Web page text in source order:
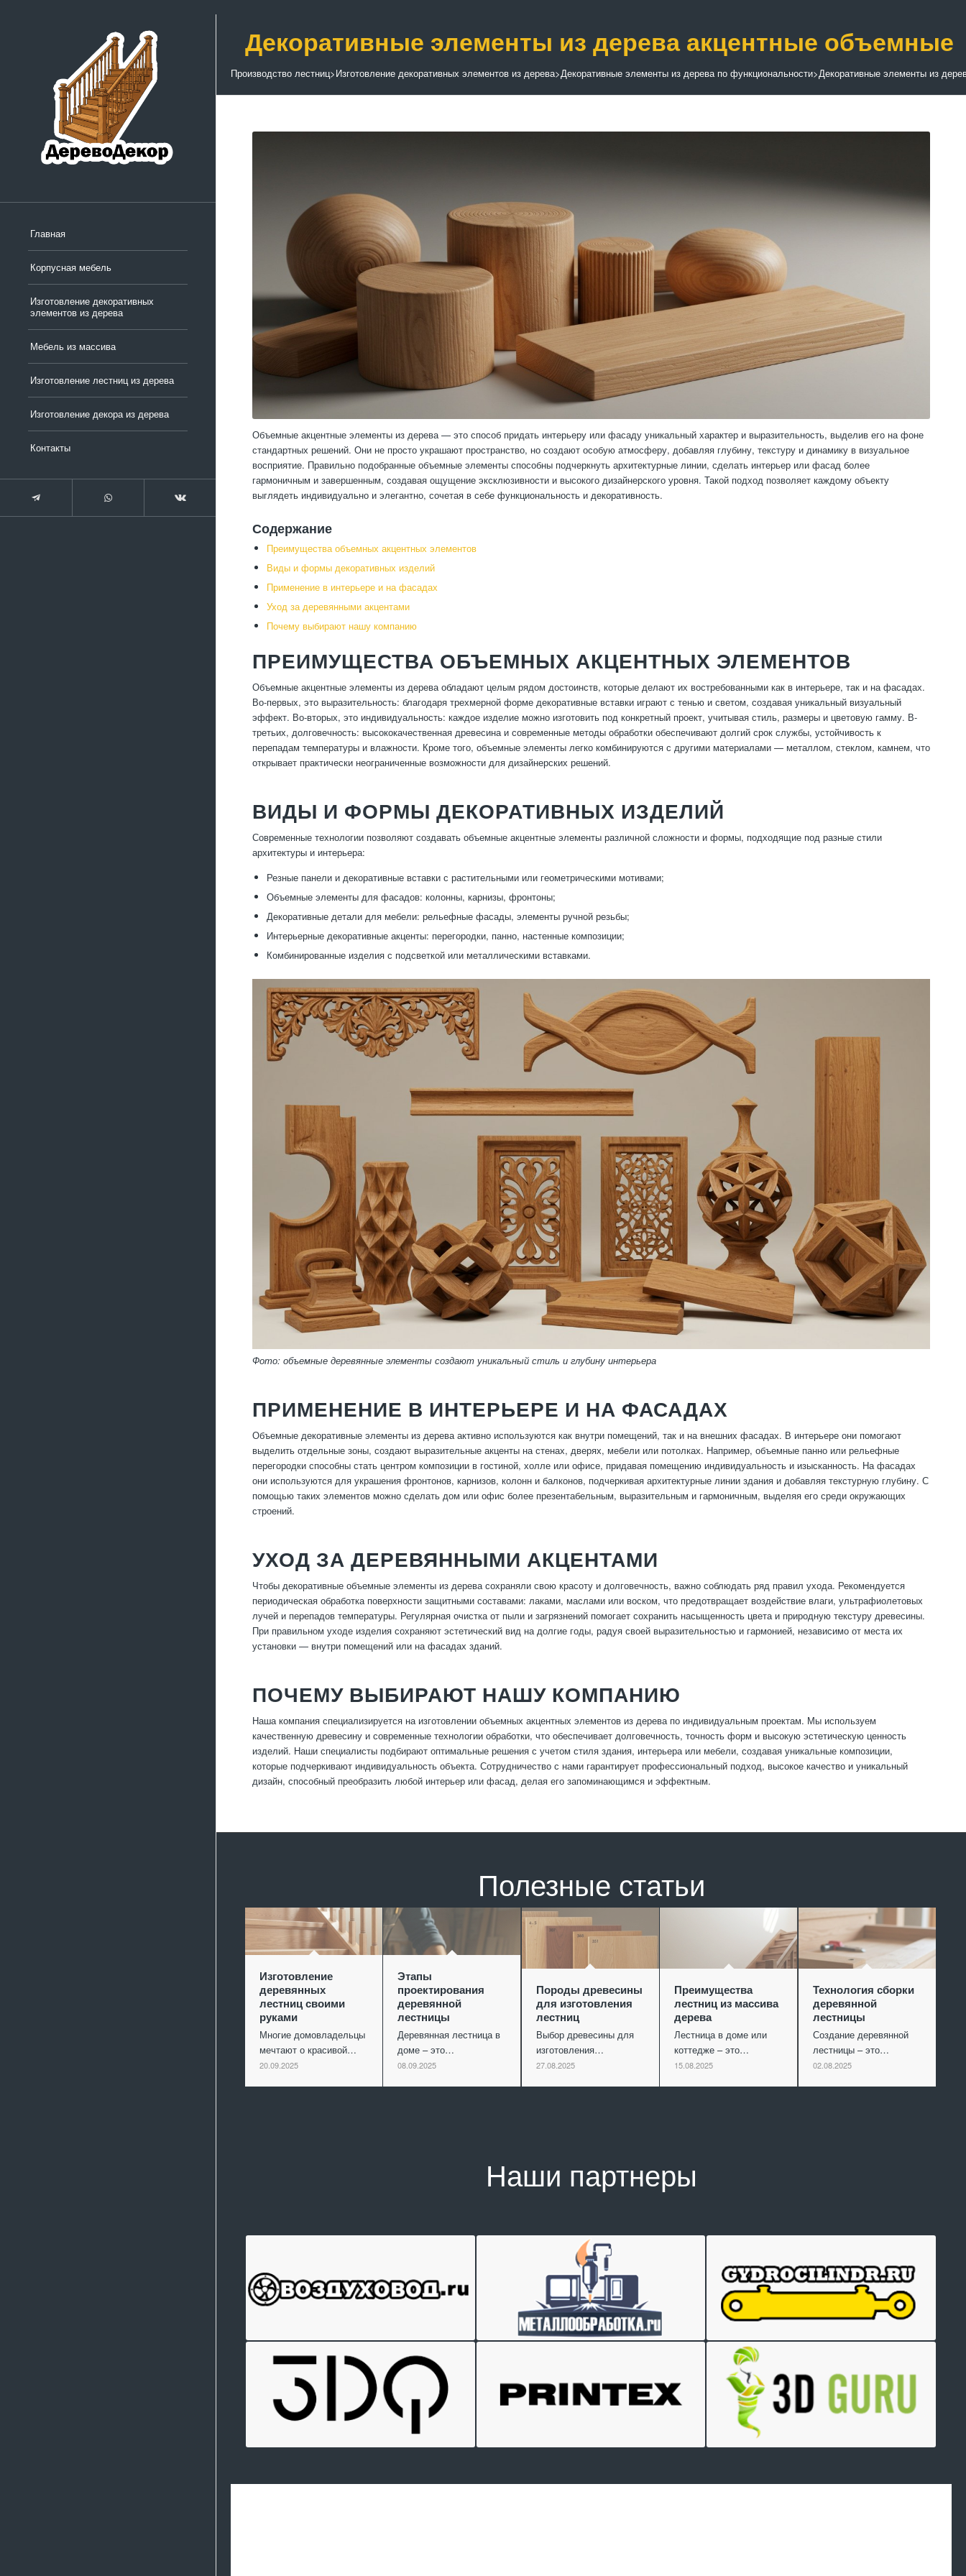
Главная
Корпусная мебель
Изготовление декоративных
элементов из дерева
Мебель из массива
Изготовление лестниц из дерева
Изготовление декора из дерева
Контакты
Декоративные элементы из дерева акцентные объемные
Производство лестниц>Изготовление декоративных элементов из дерева>Декоративные элементы из дерева по функциональности>Декоративные элементы из
Объемные акцентные элементы из дерева — это способ придать интерьеру или фасаду уникальный характер и выразительность, выделив его на фоне
стандартных решений. Они не просто украшают пространство, но создают особую атмосферу, добавляя глубину, текстуру и динамику в визуальное
восприятие. Правильно подобранные объемные элементы способны подчеркнуть архитектурные линии, сделать интерьер или фасад более
гармоничным и завершенным, создавая ощущение эксклюзивности и высокого дизайнерского уровня. Такой подход позволяет каждому объекту
выглядеть индивидуально и элегантно, сочетая в себе функциональность и декоративность.
Содержание
Преимущества объемных акцентных элементов
Виды и формы декоративных изделий
Применение в интерьере и на фасадах
Уход за деревянными акцентами
Почему выбирают нашу компанию
ПРЕИМУЩЕСТВА ОБЪЕМНЫХ АКЦЕНТНЫХ ЭЛЕМЕНТОВ
Объемные акцентные элементы из дерева обладают целым рядом достоинств, которые делают их востребованными как в интерьере, так и на фасадах.
Во-первых, это выразительность: благодаря трехмерной форме декоративные вставки играют с тенью и светом, создавая уникальный визуальный
эффект. Во-вторых, это индивидуальность: каждое изделие можно изготовить под конкретный проект, учитывая стиль, размеры и цветовую гамму. В-
третьих, долговечность: высококачественная древесина и современные методы обработки обеспечивают долгий срок службы, устойчивость к
перепадам температуры и влажности. Кроме того, объемные элементы легко комбинируются с другими материалами — металлом, стеклом, камнем, что
открывает практически неограниченные возможности для дизайнерских решений.
ВИДЫ И ФОРМЫ ДЕКОРАТИВНЫХ ИЗДЕЛИЙ
Современные технологии позволяют создавать объемные акцентные элементы различной сложности и формы, подходящие под разные стили
архитектуры и интерьера:
Резные панели и декоративные вставки с растительными или геометрическими мотивами;
Объемные элементы для фасадов: колонны, карнизы, фронтоны;
Декоративные детали для мебели: рельефные фасады, элементы ручной резьбы;
Интерьерные декоративные акценты: перегородки, панно, настенные композиции;
Комбинированные изделия с подсветкой или металлическими вставками.
Фото: объемные деревянные элементы создают уникальный стиль и глубину интерьера
ПРИМЕНЕНИЕ В ИНТЕРЬЕРЕ И НА ФАСАДАХ
Объемные декоративные элементы из дерева активно используются как внутри помещений, так и на внешних фасадах. В интерьере они помогают
выделить отдельные зоны, создают выразительные акценты на стенах, дверях, мебели или потолках. Например, объемные панно или рельефные
перегородки способны стать центром композиции в гостиной, холле или офисе, придавая помещению индивидуальность и изысканность. На фасадах
они используются для украшения фронтонов, карнизов, колонн и балконов, подчеркивая архитектурные линии здания и добавляя текстурную глубину. С
помощью таких элементов можно сделать дом или офис более презентабельным, выразительным и гармоничным, выделяя его среди окружающих
строений.
УХОД ЗА ДЕРЕВЯННЫМИ АКЦЕНТАМИ
Чтобы декоративные объемные элементы из дерева сохраняли свою красоту и долговечность, важно соблюдать ряд правил ухода. Рекомендуется
периодическая обработка поверхности защитными составами: лаками, маслами или воском, что предотвращает воздействие влаги, ультрафиолетовых
лучей и перепадов температуры. Регулярная очистка от пыли и загрязнений помогает сохранить насыщенность цвета и природную текстуру древесины.
При правильном уходе изделия сохраняют эстетический вид на долгие годы, радуя своей выразительностью и гармонией, независимо от места их
установки — внутри помещений или на фасадах зданий.
ПОЧЕМУ ВЫБИРАЮТ НАШУ КОМПАНИЮ
Наша компания специализируется на изготовлении объемных акцентных элементов из дерева по индивидуальным проектам. Мы используем
качественную древесину и современные технологии обработки, что обеспечивает долговечность, точность форм и высокую эстетическую ценность
изделий. Наши специалисты подбирают оптимальные решения с учетом стиля здания, интерьера или мебели, создавая уникальные композиции,
которые подчеркивают индивидуальность объекта. Сотрудничество с нами гарантирует профессиональный подход, высокое качество и уникальный
дизайн, способный преобразить любой интерьер или фасад, делая его запоминающимся и эффектным.
Полезные статьи
Изготовление
деревянных
лестниц своими
руками
Многие домовладельцы
мечтают о красивой…
20.09.2025
Этапы
проектирования
деревянной
лестницы
Деревянная лестница в
доме – это…
08.09.2025
Породы древесины
для изготовления
лестниц
Выбор древесины для
изготовления…
27.08.2025
Преимущества
лестниц из массива
дерева
Лестница в доме или
коттедже – это…
15.08.2025
Технология сборки
деревянной
лестницы
Создание деревянной
лестницы – это…
02.08.2025
Наши партнеры